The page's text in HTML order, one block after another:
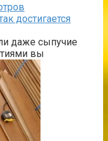
достигается
даже сыпучие
вы